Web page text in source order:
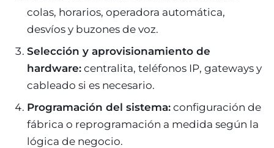
colas, horarios, operadora automática,
desvíos y buzones de voz.
Selección y aprovisionamiento de
hardware: centralita, teléfonos IP, gateways y
cableado si es necesario.
Programación del sistema: configuración de
fábrica o reprogramación a medida según la
lógica de negocio.